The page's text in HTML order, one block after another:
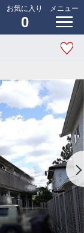
お気に入り
0
メニュー